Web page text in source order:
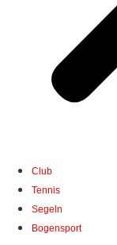
Club
Tennis
Segeln
Bogensport